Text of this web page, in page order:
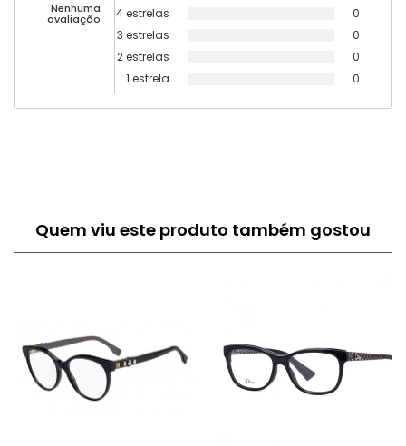
Nenhuma
avaliação
4 estrelas
0
3 estrelas
0
2 estrelas
0
1 estrela
0
Quem viu este produto também gostou